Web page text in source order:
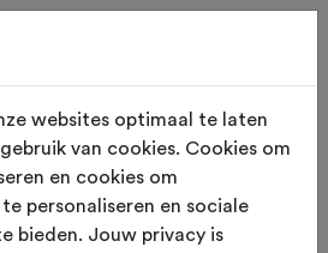
websites optimaal te laten
van cookies. Cookies om
en cookies om
personaliseren en sociale
bieden. Jouw privacy is